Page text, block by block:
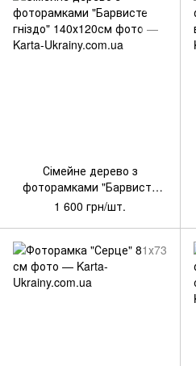
Сімейне дерево з
фоторамками "Барвисте
гніздо" 140х120см
1 600 грн/шт.